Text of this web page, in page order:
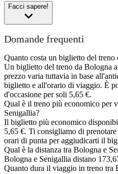
Facci sapere!
Domande frequenti
Quanto costa un biglietto del
Un biglietto del treno da Bologna
prezzo varia tuttavia in base
biglietto e all'orario di viaggio. È
d'occasione per soli 5,65 €.
Qual è il treno più economico per
Senigallia?
Il biglietto più economico
5,65 €. Ti consigliamo di
orari di punta per aggiudicarti il
Qual è la distanza tra Bologna e
Bologna e Senigallia distano
Quanto dura il viaggio in treno tra